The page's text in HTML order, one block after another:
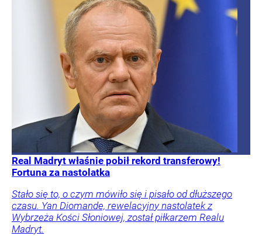
Real Madryt właśnie pobił rekord transferowy!
Fortuna za nastolatka
Stało się to, o czym mówiło się i pisało od dłuższego
czasu. Yan Diomande, rewelacyjny nastolatek z
Wybrzeża Kości Słoniowej, został piłkarzem Realu
Madryt.